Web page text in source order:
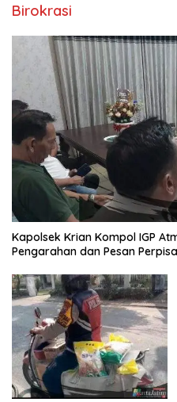
Birokrasi
Kapolsek Krian Kompol IGP
Pengarahan dan Pesan